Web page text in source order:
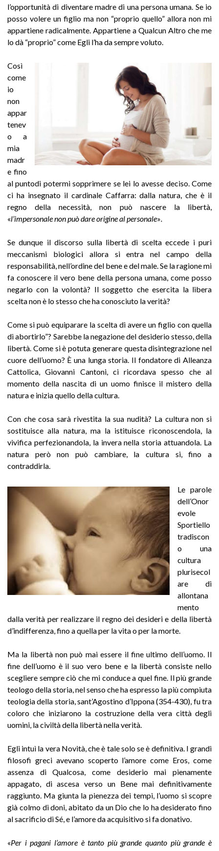
l’opportunità di diventare madre di una persona umana. Se io
posso volere un figlio ma non “proprio quello” allora non mi
appartiene radicalmente. Appartiene a Qualcun Altro che me
lo dà “proprio” come Egli l’ha da sempre voluto.
Così
come
io
non
appar
tenev
o a
mia
madr
e fino
al puntodi potermi sopprimere se lei lo avesse deciso. Come
ci ha insegnato il cardinale Caffarra: dalla natura, che è il
regno della necessità, non può nascere la libertà,
«l’impersonale non può dare origine al personale»
Se dunque il discorso sulla libertà di scelta eccede i puri
meccanismi biologici allora si entra nel campo della
responsabilità, nell’ordine del bene e del male. Se la ragione mi
fa conoscere il vero bene della persona umana, come posso
negarlo con la volontà? Il soggetto che esercita la libera
scelta non è lo stesso che ha conosciuto la verità?
Come si può equiparare la scelta di avere un figlio con quella
di abortirlo”? Sarebbe la negazione del desiderio stesso, della
libertà. Come si è potuta generare questa disintegrazione nel
cuore dell’uomo? È una lunga storia. Il fondatore di Alleanza
Cattolica, Giovanni Cantoni, ci ricordava spesso che al
momento della nascita di un uomo finisce il mistero della
natura e inizia quello della cultura.
Con che cosa sarà rivestita la sua nudità? La cultura non si
sostituisce alla natura, ma la istituisce riconoscendola, la
vivifica perfezionandola, la invera nella storia attuandola. La
natura però non può cambiare, la cultura si, fino a
contraddirla.
Le parole
dell’Onor
evole
Sportiello
tradiscon
o una
cultura
plurisecol
are di
allontana
mento
dalla verità per realizzare il regno dei desideri e della libertà
d’indifferenza, fino a quella per la vita o per la morte.
Ma la libertà non può mai essere il fine ultimo dell’uomo. Il
fine dell’uomo è il suo vero bene e la libertà consiste nello
scegliere sempre ciò che mi conduce a quel fine. Il più grande
teologo della storia, nel senso che ha espresso la più compiuta
teologia della storia, sant’Agostino d’Ippona (354-430), fu tra
coloro che iniziarono la costruzione della vera città degli
uomini, la civiltà della libertà nella verità.
Egli intuì la vera Novità, che è tale solo se è definitiva. I grandi
filosofi greci avevano scoperto l’amore come Eros, come
assenza di Qualcosa, come desiderio mai pienamente
appagato, di ascesa verso un Bene mai definitivamente
raggiunto. Ma giunta la pienezza dei tempi, l’uomo si scopre
già colmo di doni, abitato da un Dio che lo ha desiderato fino
al sacrificio di Sé, e l’amore da acquisitivo si fa donativo.
«Per i pagani l’amore è tanto più grande quanto più grande è